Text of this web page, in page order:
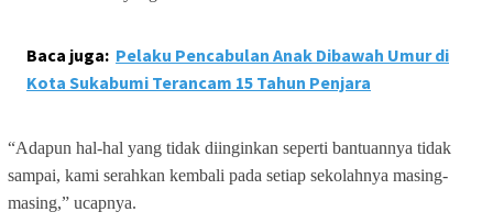
Baca juga: Pelaku Pencabulan Anak Dibawah Umur di
Kota Sukabumi Terancam 15 Tahun Penjara
“Adapun hal-hal yang tidak diinginkan seperti bantuannya tidak
sampai, kami serahkan kembali pada setiap sekolahnya masing-
masing,” ucapnya.